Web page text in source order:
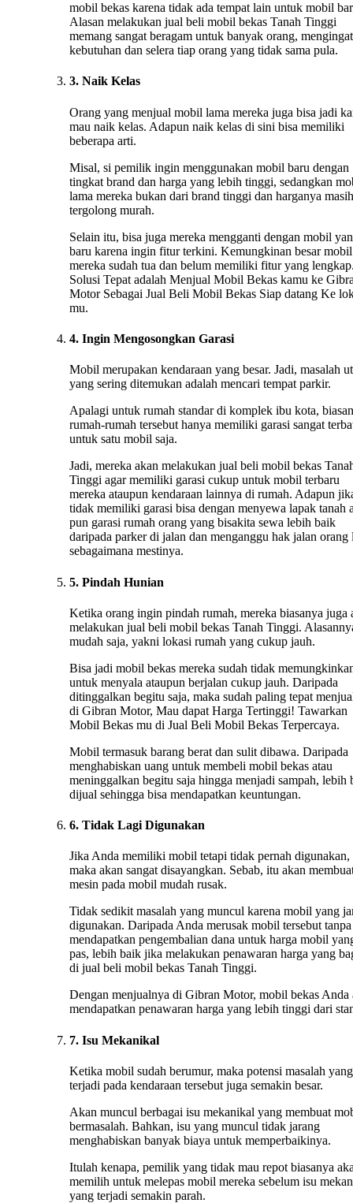
mobil bekas karena tidak ada tempat lain untuk mobil
Alasan melakukan jual beli mobil bekas Tanah Tinggi
memang sangat beragam untuk banyak orang, mengingat
kebutuhan dan selera tiap orang yang tidak sama pula.
3. Naik Kelas
Orang yang menjual mobil lama mereka juga bisa jadi
mau naik kelas. Adapun naik kelas di sini bisa memiliki
beberapa arti.
Misal, si pemilik ingin menggunakan mobil baru dengan
tingkat brand dan harga yang lebih tinggi, sedangkan
lama mereka bukan dari brand tinggi dan harganya masih
tergolong murah.
Selain itu, bisa juga mereka mengganti dengan mobil
baru karena ingin fitur terkini. Kemungkinan besar mobil
mereka sudah tua dan belum memiliki fitur yang
Solusi Tepat adalah Menjual Mobil Bekas kamu ke
Motor Sebagai Jual Beli Mobil Bekas Siap datang Ke
mu.
4. Ingin Mengosongkan Garasi
Mobil merupakan kendaraan yang besar. Jadi, masalah
yang sering ditemukan adalah mencari tempat parkir.
Apalagi untuk rumah standar di komplek ibu kota,
rumah-rumah tersebut hanya memiliki garasi sangat
untuk satu mobil saja.
Jadi, mereka akan melakukan jual beli mobil bekas
Tinggi agar memiliki garasi cukup untuk mobil terbaru
mereka ataupun kendaraan lainnya di rumah. Adapun
tidak memiliki garasi bisa dengan menyewa lapak tanah
pun garasi rumah orang yang bisakita sewa lebih baik
daripada parker di jalan dan menganggu hak jalan orang
sebagaimana mestinya.
5. Pindah Hunian
Ketika orang ingin pindah rumah, mereka biasanya juga
melakukan jual beli mobil bekas Tanah Tinggi.
mudah saja, yakni lokasi rumah yang cukup jauh.
Bisa jadi mobil bekas mereka sudah tidak
untuk menyala ataupun berjalan cukup jauh. Daripada
ditinggalkan begitu saja, maka sudah paling tepat
di Gibran Motor, Mau dapat Harga Tertinggi! Tawarkan
Mobil Bekas mu di Jual Beli Mobil Bekas Terpercaya.
Mobil termasuk barang berat dan sulit dibawa. Daripada
menghabiskan uang untuk membeli mobil bekas atau
meninggalkan begitu saja hingga menjadi sampah, lebih
dijual sehingga bisa mendapatkan keuntungan.
6. Tidak Lagi Digunakan
Jika Anda memiliki mobil tetapi tidak pernah digunakan,
maka akan sangat disayangkan. Sebab, itu akan
mesin pada mobil mudah rusak.
Tidak sedikit masalah yang muncul karena mobil yang
digunakan. Daripada Anda merusak mobil tersebut tanpa
mendapatkan pengembalian dana untuk harga mobil
pas, lebih baik jika melakukan penawaran harga yang
di jual beli mobil bekas Tanah Tinggi.
Dengan menjualnya di Gibran Motor, mobil bekas Anda
mendapatkan penawaran harga yang lebih tinggi dari
7. Isu Mekanikal
Ketika mobil sudah berumur, maka potensi masalah yang
terjadi pada kendaraan tersebut juga semakin besar.
Akan muncul berbagai isu mekanikal yang membuat
bermasalah. Bahkan, isu yang muncul tidak jarang
menghabiskan banyak biaya untuk memperbaikinya.
Itulah kenapa, pemilik yang tidak mau repot biasanya
memilih untuk melepas mobil mereka sebelum isu
yang terjadi semakin parah.